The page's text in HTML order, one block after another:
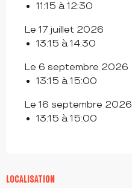
11:15 à 12:30
Le 17 juillet 2026
13:15 à 14:30
Le 6 septembre 2026
13:15 à 15:00
Le 16 septembre 2026
13:15 à 15:00
LOCALISATION